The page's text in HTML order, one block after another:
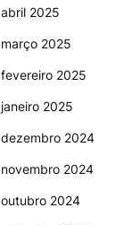
abril 2025
março 2025
fevereiro 2025
janeiro 2025
dezembro 2024
novembro 2024
outubro 2024